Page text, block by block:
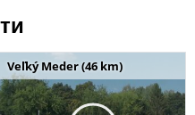
Veľký Meder (46 km)